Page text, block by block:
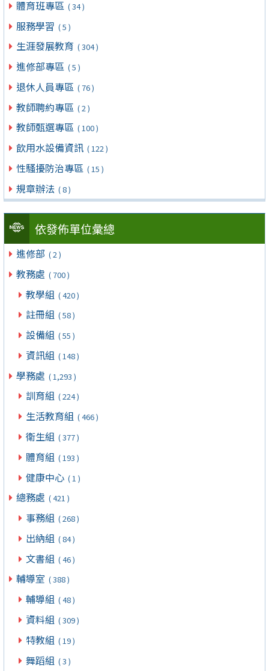
體育班專區 ( 34 )
服務學習 ( 5 )
生涯發展教育 ( 304 )
進修部專區 ( 5 )
退休人員專區 ( 76 )
教師聘約專區 ( 2 )
教師甄選專區 ( 100 )
飲用水設備資訊 ( 122 )
性騷擾防治專區 ( 15 )
規章辦法 ( 8 )
依發佈單位彙總
進修部 ( 2 )
教務處 ( 700 )
教學組 ( 420 )
註冊組 ( 58 )
設備組 ( 55 )
資訊組 ( 148 )
學務處 ( 1,293 )
訓育組 ( 224 )
生活教育組 ( 466 )
衛生組 ( 377 )
體育組 ( 193 )
健康中心 ( 1 )
總務處 ( 421 )
事務組 ( 268 )
出納組 ( 84 )
文書組 ( 46 )
輔導室 ( 388 )
輔導組 ( 48 )
資料組 ( 309 )
特教組 ( 19 )
舞蹈組 ( 3 )